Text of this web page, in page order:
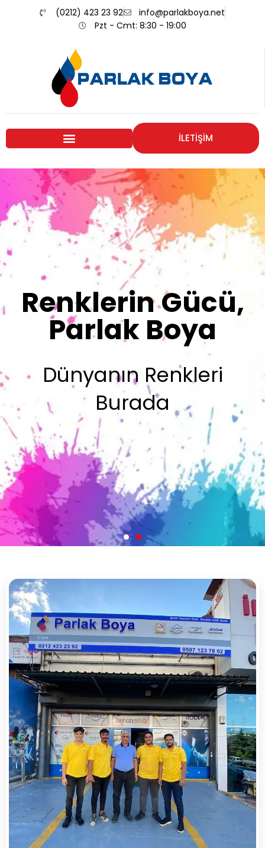
(0212) 423 23 92
info@parlakboya.net
Pzt - Cmt: 8:30 - 19:00
İLETİŞİM
Renklerimiz
Sizin İmzanız
Olsun